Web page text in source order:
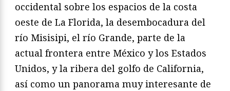
occidental sobre los espacios de la costa
oeste de La Florida, la desembocadura del
río Misisipi, el río Grande, parte de la
actual frontera entre México y los Estados
Unidos, y la ribera del golfo de California,
así como un panorama muy interesante de